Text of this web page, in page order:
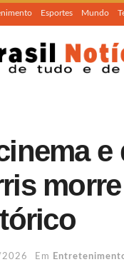
Esportes Mundo
e
Em